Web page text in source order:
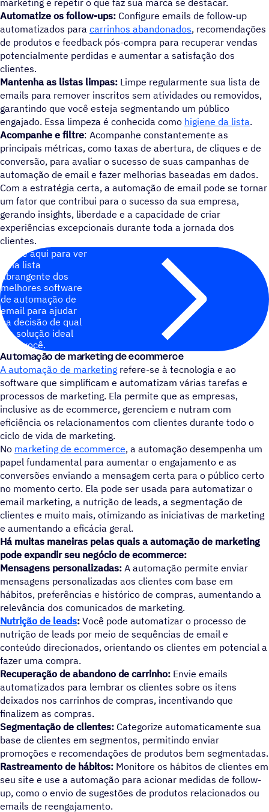
Automatize os follow-ups: Configure emails de follow-up
automatizados para carrinhos abandonados, recomendações
de produtos e feedback pós-compra para recuperar vendas
potencialmente perdidas e aumentar a satisfação dos
clientes.
Mantenha as listas limpas: Limpe regularmente sua lista de
emails para remover inscritos sem atividades ou removidos,
garantindo que você esteja segmentando um público
engajado. Essa limpeza é conhecida como higiene da lista.
Acompanhe e filtre: Acompanhe constantemente as
principais métricas, como taxas de abertura, de cliques e de
conversão, para avaliar o sucesso de suas campanhas de
automação de email e fazer melhorias baseadas em dados.
Com a estratégia certa, a automação de email pode se tornar
um fator que contribui para o sucesso da sua empresa,
gerando insights, liberdade e a capacidade de criar
experiências excepcionais durante toda a jornada dos
clientes.
Clique aqui para ver
uma lista
abrangente dos
melhores software
de automação de
email para ajudar
na decisão de qual
é a solução ideal
para você.
Automação de marketing de ecommerce
A automação de marketing refere-se à tecnologia e ao
software que simplificam e automatizam várias tarefas e
processos de marketing. Ela permite que as empresas,
inclusive as de ecommerce, gerenciem e nutram com
eficiência os relacionamentos com clientes durante todo o
ciclo de vida de marketing.
No marketing de ecommerce, a automação desempenha um
papel fundamental para aumentar o engajamento e as
conversões enviando a mensagem certa para o público certo
no momento certo. Ela pode ser usada para automatizar o
email marketing, a nutrição de leads, a segmentação de
clientes e muito mais, otimizando as iniciativas de marketing
e aumentando a eficácia geral.
Há muitas maneiras pelas quais a automação de marketing
pode expandir seu negócio de ecommerce:
Mensagens personalizadas: A automação permite enviar
mensagens personalizadas aos clientes com base em
hábitos, preferências e histórico de compras, aumentando a
relevância dos comunicados de marketing.
Nutrição de leads: Você pode automatizar o processo de
nutrição de leads por meio de sequências de email e
conteúdo direcionados, orientando os clientes em potencial a
fazer uma compra.
Recuperação de abandono de carrinho: Envie emails
automatizados para lembrar os clientes sobre os itens
deixados nos carrinhos de compras, incentivando que
finalizem as compras.
Segmentação de clientes: Categorize automaticamente sua
base de clientes em segmentos, permitindo enviar
promoções e recomendações de produtos bem segmentadas.
Rastreamento de hábitos: Monitore os hábitos de clientes em
seu site e use a automação para acionar medidas de follow-
up, como o envio de sugestões de produtos relacionados ou
emails de reengajamento.